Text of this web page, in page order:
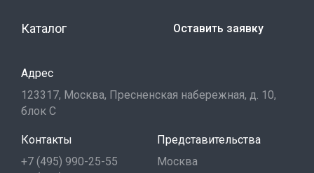
Каталог Оставить заявку
Адрес
123317, Москва, Пресненская набережная, д. 10,
блок С
Контакты
+7 (495) 990-25-55
Представительства
Москва